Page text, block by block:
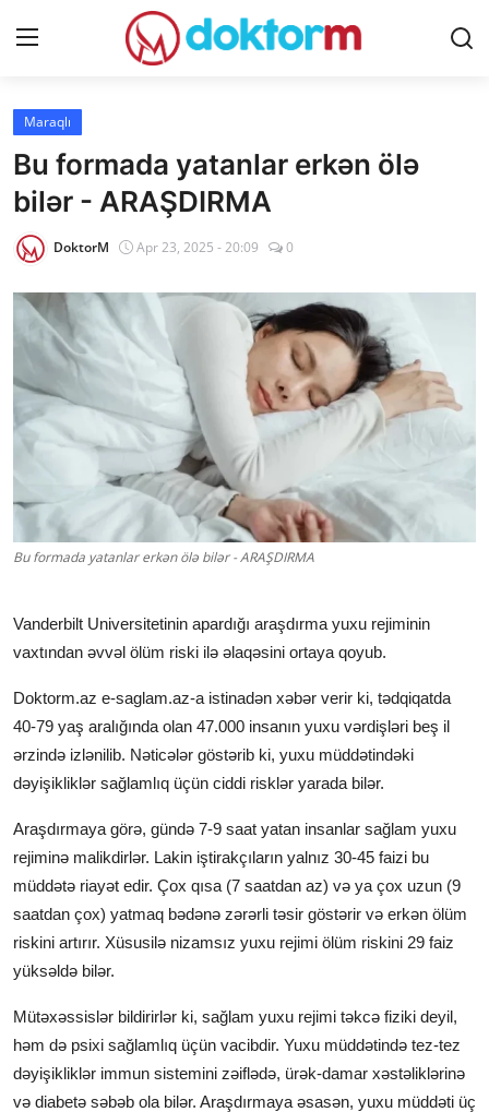
Ana səhifə
Dərmanlar
Əlaqə
Platforma
Yazılar
Klinikalar
Həkimlər
AZ
Maraqlı
Bu formada yatanlar erkən ölə
bilər - ARAŞDIRMA
DoktorM Apr 23, 2025 - 20:09 0
Bu formada yatanlar erkən ölə bilər - ARAŞDIRMA
Vanderbilt Universitetinin apardığı araşdırma yuxu rejiminin
vaxtından əvvəl ölüm riski ilə əlaqəsini ortaya qoyub.
Doktorm.az e-saglam.az-a istinadən xəbər verir ki, tədqiqatda
40-79 yaş aralığında olan 47.000 insanın yuxu vərdişləri beş il
ərzində izlənilib. Nəticələr göstərib ki, yuxu müddətindəki
dəyişikliklər sağlamlıq üçün ciddi risklər yarada bilər.
Araşdırmaya görə, gündə 7-9 saat yatan insanlar sağlam yuxu
rejiminə malikdirlər. Lakin iştirakçıların yalnız 30-45 faizi bu
müddətə riayət edir. Çox qısa (7 saatdan az) və ya çox uzun (9
saatdan çox) yatmaq bədənə zərərli təsir göstərir və erkən ölüm
riskini artırır. Xüsusilə nizamsız yuxu rejimi ölüm riskini 29 faiz
yüksəldə bilər.
Mütəxəssislər bildirirlər ki, sağlam yuxu rejimi təkcə fiziki deyil,
həm də psixi sağlamlıq üçün vacibdir. Yuxu müddətində tez-tez
dəyişikliklər immun sistemini zəiflədə, ürək-damar xəstəliklərinə
və diabetə səbəb ola bilər. Araşdırmaya əsasən, yuxu müddəti üç